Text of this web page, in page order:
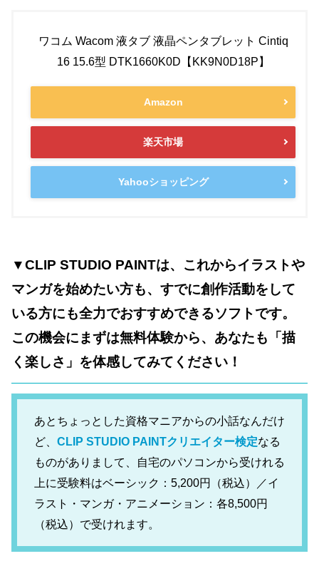
ワコム Wacom 液タブ 液晶ペンタブレット Cintiq
16 15.6型 DTK1660K0D【KK9N0D18P】
Amazon
楽天市場
Yahooショッピング
▼CLIP STUDIO PAINTは、これからイラストや
マンガを始めたい方も、すでに創作活動をして
いる方にも全力でおすすめできるソフトです。
この機会にまずは無料体験から、あなたも「描
く楽しさ」を体感してみてください！
あとちょっとした資格マニアからの小話なんだけ
ど、 CLIP STUDIO PAINTクリエイター検定なる
ものがありまして、自宅のパソコンから受けれる
上に受験料はベーシック：5,200円（税込）／イ
ラスト・マンガ・アニメーション：各8,500円
（税込）で受けれます。